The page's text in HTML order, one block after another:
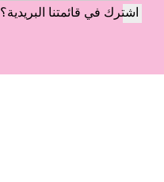
اشترك في قائمتنا البريدية؟